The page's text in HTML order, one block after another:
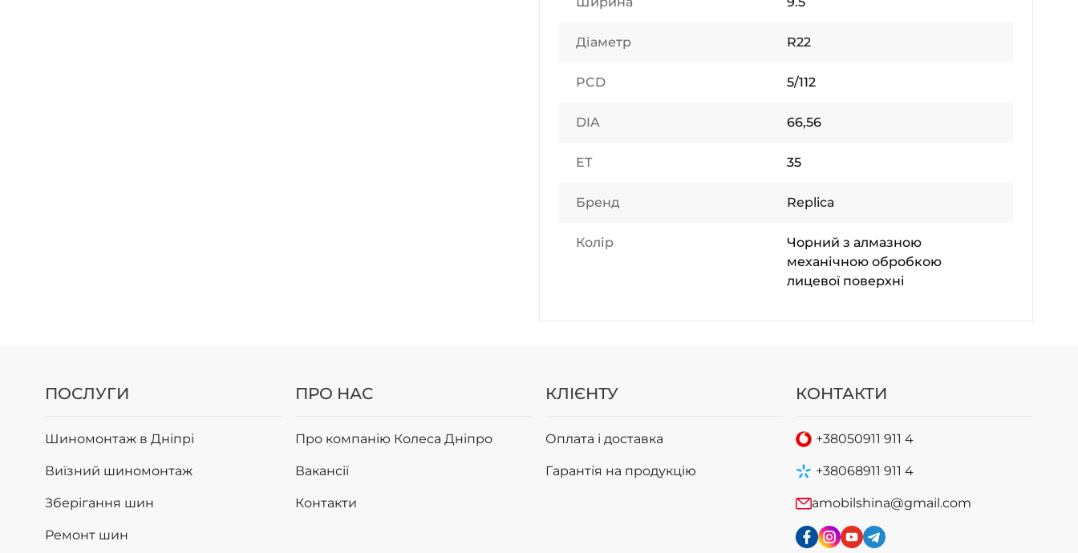
Діаметр R22
PCD 5/112
DIA 66,56
ET 35
Бренд Replica
Колір
Чорний з алмазною
механічною обробкою
лицевої поверхні
ПОСЛУГИ
Шиномонтаж в Дніпрі
Виїзний шиномонтаж
Зберігання шин
Ремонт шин
ПРО НАС
Про компанію Колеса Дніпро
Вакансії
Контакти
КЛІЄНТУ
Оплата і доставка
Гарантія на продукцію
КОНТАКТИ
+38050911 911 4
+38068911 911 4
amobilshina@gmail.com